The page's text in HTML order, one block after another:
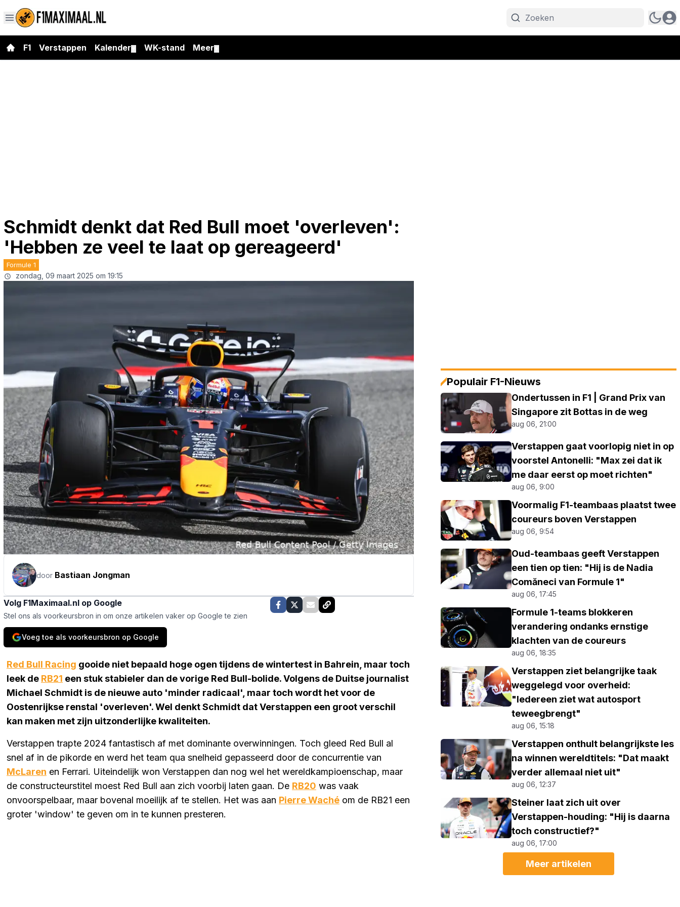
F1 Verstappen Kalender WK-stand Meer
Schmidt denkt dat Red Bull moet 'overleven':
'Hebben ze veel te laat op gereageerd'
Formule 1
zondag, 09 maart 2025 om 19:15
door Bastiaan Jongman
Volg F1Maximaal.nl op Google
Stel ons als voorkeursbron in om onze artikelen vaker op Google te zien
Voeg toe als voorkeursbron op Google
Red Bull Racing gooide niet bepaald hoge ogen tijdens de wintertest in Bahrein, maar toch
leek de RB21 een stuk stabieler dan de vorige Red Bull-bolide. Volgens de Duitse journalist
Michael Schmidt is de nieuwe auto 'minder radicaal', maar toch wordt het voor de
Oostenrijkse renstal 'overleven'. Wel denkt Schmidt dat Verstappen een groot verschil
kan maken met zijn uitzonderlijke kwaliteiten.
Verstappen trapte 2024 fantastisch af met dominante overwinningen. Toch gleed Red Bull al
snel af in de pikorde en werd het team qua snelheid gepasseerd door de concurrentie van
McLaren en Ferrari. Uiteindelijk won Verstappen dan nog wel het wereldkampioenschap, maar
de constructeurstitel moest Red Bull aan zich voorbij laten gaan. De RB20 was vaak
onvoorspelbaar, maar bovenal moeilijk af te stellen. Het was aan Pierre Waché om de RB21 een
groter 'window' te geven om in te kunnen presteren.
Populair F1-Nieuws
Ondertussen in F1 | Grand Prix van
Singapore zit Bottas in de weg
aug 06, 21:00
Verstappen gaat voorlopig niet in op
voorstel Antonelli: "Max zei dat ik
me daar eerst op moet richten"
aug 06, 9:00
Voormalig F1-teambaas plaatst twee
coureurs boven Verstappen
aug 06, 9:54
Oud-teambaas geeft Verstappen
een tien op tien: "Hij is de Nadia
Comăneci van Formule 1"
aug 06, 17:45
Formule 1-teams blokkeren
verandering ondanks ernstige
klachten van de coureurs
aug 06, 18:35
Verstappen ziet belangrijke taak
weggelegd voor overheid:
"Iedereen ziet wat autosport
teweegbrengt"
aug 06, 15:18
Verstappen onthult belangrijkste les
na winnen wereldtitels: "Dat maakt
verder allemaal niet uit"
aug 06, 12:37
Steiner laat zich uit over
Verstappen-houding: "Hij is daarna
toch constructief?"
aug 06, 17:00
Meer artikelen